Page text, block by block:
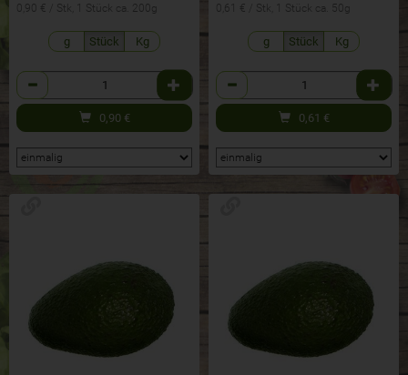
0,90 € / Stk, 1 Stück ca. 200g
g Stück Kg
Anzahl
0,90 €
0,61 € / Stk, 1 Stück ca. 50g
g Stück Kg
Anzahl
0,61 €